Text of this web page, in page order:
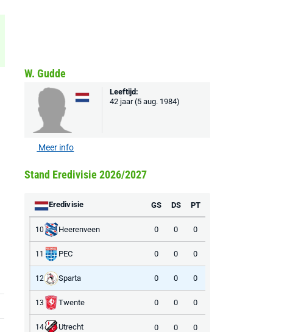
W. Gudde
Leeftijd:
42 jaar (5 aug. 1984)
Meer info
Stand Eredivisie 2026/2027
Eredivisie GS DS PT
10 Heerenveen 0 0 0
11 PEC 0 0 0
12 Sparta 0 0 0
13 Twente 0 0 0
14 Utrecht 0 0 0